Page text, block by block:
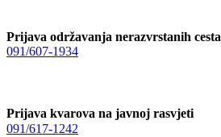
Prijava održavanja nerazvrstanih cesta
091/607-1934
Prijava kvarova na javnoj rasvjeti
091/617-1242